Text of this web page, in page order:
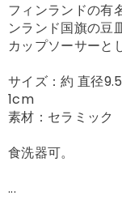
フィンランドの有
ンランド国旗の豆
カップソーサーと
サイズ：約 直径
1cm
素材：セラミック
食洗器可。
...